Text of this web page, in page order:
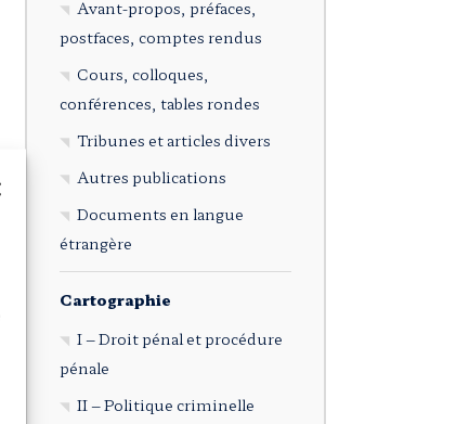
Avant-propos, préfaces,
postfaces, comptes rendus
Cours, colloques,
conférences, tables rondes
Tribunes et articles divers
Autres publications
Documents en langue
étrangère
Cartographie
I – Droit pénal et procédure
pénale
II – Politique criminelle